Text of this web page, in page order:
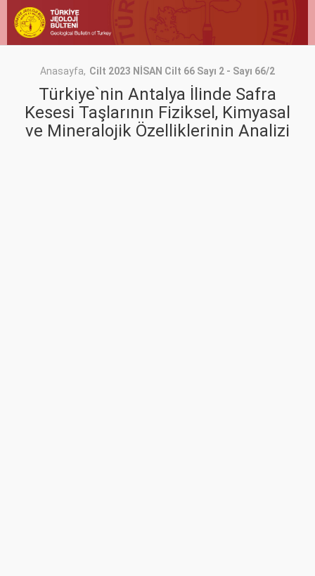
Anasayfa Cilt 2023 NİSAN Cilt 66 Sayı 2 - Sayı 66/2
Türkiye`nin Antalya İlinde Safra
Kesesi Taşlarının Fiziksel, Kimyasal
ve Mineralojik Özelliklerinin Analizi